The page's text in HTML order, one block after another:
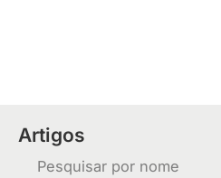
Artigos